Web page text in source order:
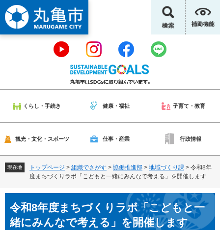
ー
ジ
の
。
ニ
ュ
ー
て
くらし・手続き 健康・福祉 子育て・教育
観光・文化・スポーツ 仕事・産業 行政情報
現在地 トップページ > 組織でさがす > 協働推進部 > 地域づくり課 > 令和8年
度まちづくりラボ「こどもと一緒にみんなで考える」を開催します
文令和8年度まちづくりラボ「こどもと一
緒にみんなで考える」を開催します